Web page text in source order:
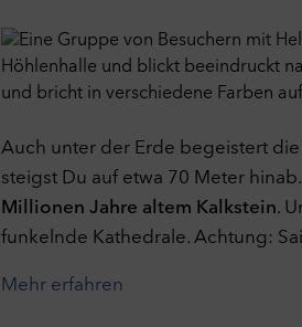
Auch unter der Erde begeistert
steigst Du auf etwa 70 Meter
Millionen Jahre altem Kalkstein.
funkelnde Kathedrale. Achtung:
Mehr erfahren
Auswahl übernehmen